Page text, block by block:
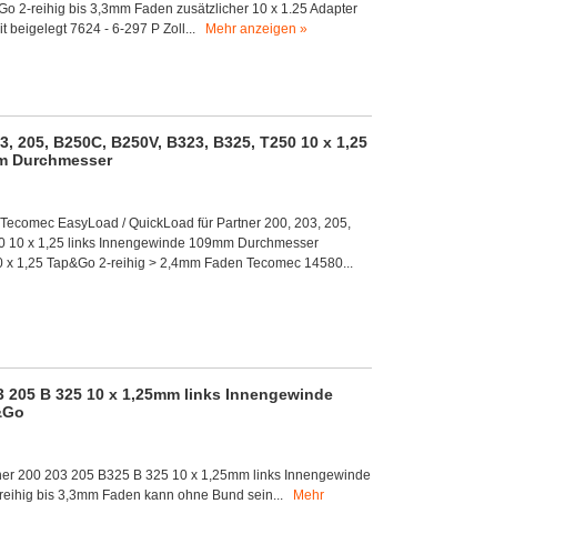
2-reihig bis 3,3mm Faden zusätzlicher 10 x 1.25 Adapter
beigelegt 7624 - 6-297 P Zoll...
Mehr anzeigen »
205, B250C, B250V, B323, B325, T250 10 x 1,25
Durchmesser
EasyLoad / QuickLoad für Partner 200, 203, 205,
10 x 1,25 links Innengewinde 109mm Durchmesser
1,25 Tap&Go 2-reihig > 2,4mm Faden Tecomec 14580...
205 B 325 10 x 1,25mm links Innengewinde
200 203 205 B325 B 325 10 x 1,25mm links Innengewinde
bis 3,3mm Faden kann ohne Bund sein...
Mehr